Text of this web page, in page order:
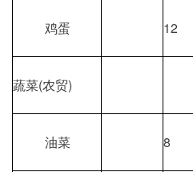
鸡蛋 12
蔬菜(农贸)
油菜 8